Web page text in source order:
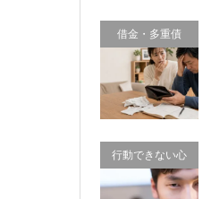
借金・多重債
務・金銭感覚
行動できない心
理・思い込み